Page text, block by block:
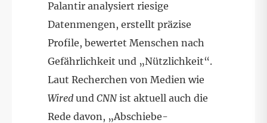
Palantir analysiert riesige
Datenmengen, erstellt präzise
Profile, bewertet Menschen nach
Gefährlichkeit und „Nützlichkeit“.
Laut Recherchen von Medien wie
Wired und CNNist aktuell auch die
Rede davon, „Abschiebe-